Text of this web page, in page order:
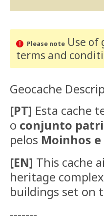
Please noteUse of
terms and
Geocache
[PT] Esta cache
o conjunto
pelos Moinhos e
[EN] This cache
heritage
buildings set on
-------